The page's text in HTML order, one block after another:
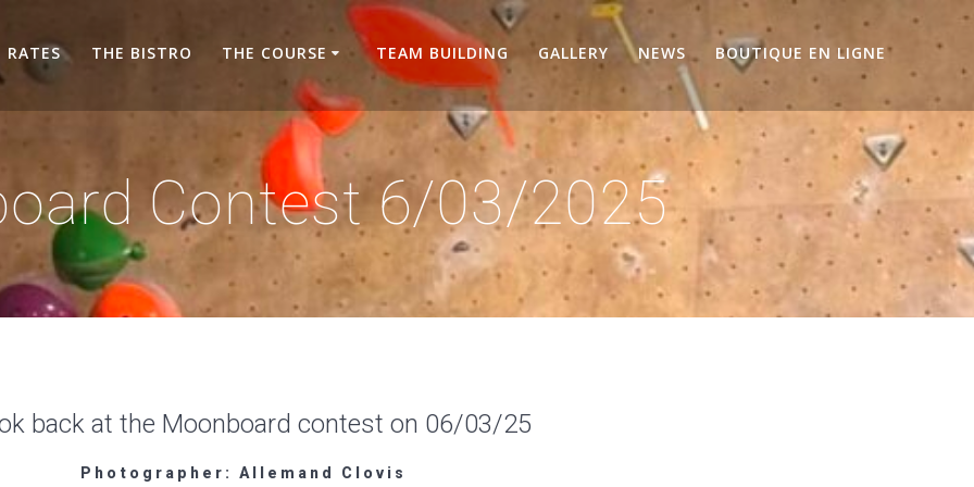
RATES THE BISTRO THE COURSE TEAM BUILDING GALLERY NEWS BOUTIQUE EN LIGNE
Contest 6/03/2025
back at the Moonboard contest on 06/03/25
Photographer: Allemand Clovis